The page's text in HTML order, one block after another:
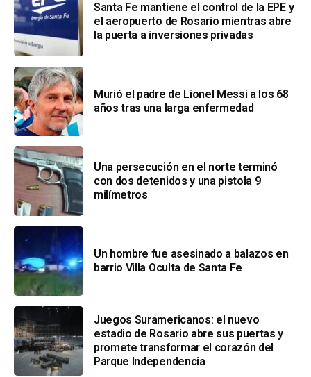
Santa Fe mantiene el control de la EPE y
el aeropuerto de Rosario mientras abre
la puerta a inversiones privadas
Murió el padre de Lionel Messi a los 68
años tras una larga enfermedad
Una persecución en el norte terminó
con dos detenidos y una pistola 9
milímetros
Un hombre fue asesinado a balazos en
barrio Villa Oculta de Santa Fe
Juegos Suramericanos: el nuevo
estadio de Rosario abre sus puertas y
promete transformar el corazón del
Parque Independencia